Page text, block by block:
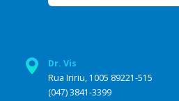
Dr. Vis
Rua Iririu, 1005 89221-515
(047) 3841-3399